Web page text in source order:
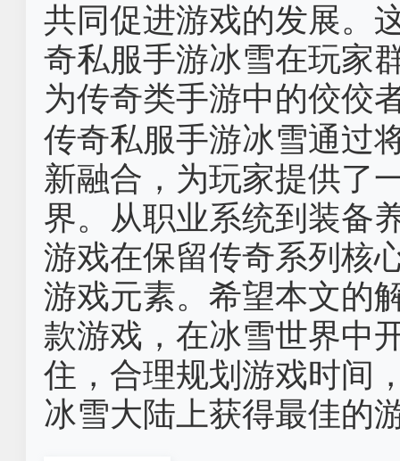
共同促进游戏的发展。
奇私服手游冰雪在玩家
为传奇类手游中的佼佼
传奇私服手游冰雪通过
新融合，为玩家提供了
界。从职业系统到装备
游戏在保留传奇系列核
游戏元素。希望本文的
款游戏，在冰雪世界中
住，合理规划游戏时间
冰雪大陆上获得最佳的